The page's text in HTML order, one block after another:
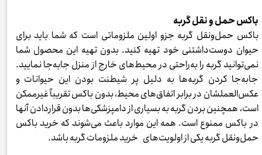
باکس حمل و نقل گربه
باکس حمل‌ونقل گربه جزو اولین ملزوماتی است که شما باید برای
حیوان دوست‌داشتنی خود تهیه کنید. بدون تهیه این محصول شما
نمی‌توانید گربه را به‌راحتی در محیط‌های خارج از منزل جابه‌جا نمایید.
جابه‌جا کردن گربه‌ها به دلیل پر شیطنت بودن این حیوانات و
عکس‌العملشان در برابر اتفاق‌های محیط، بدون باکس تقریباً غیرممکن
است، همچنین بردن گربه به بسیاری از دامپزشکی‌ها بدون قراردادن آنها
در باکس ممنوع است. همه این موارد باعث می‌شوند که خرید باکس
حمل‌ونقل گربه یکی از اولویت‌های خرید ملزومات گربه باشد.